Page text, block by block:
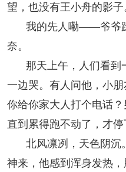
望，也没有王小舟的影子
我的先人嘞——爷爷
奈。
那天上午，人们看到
一边哭。有人问他，小
你给你家大人打个电话
直到累得跑不动了，才停
北风凛冽，天色阴沉
神来，他感到浑身发热